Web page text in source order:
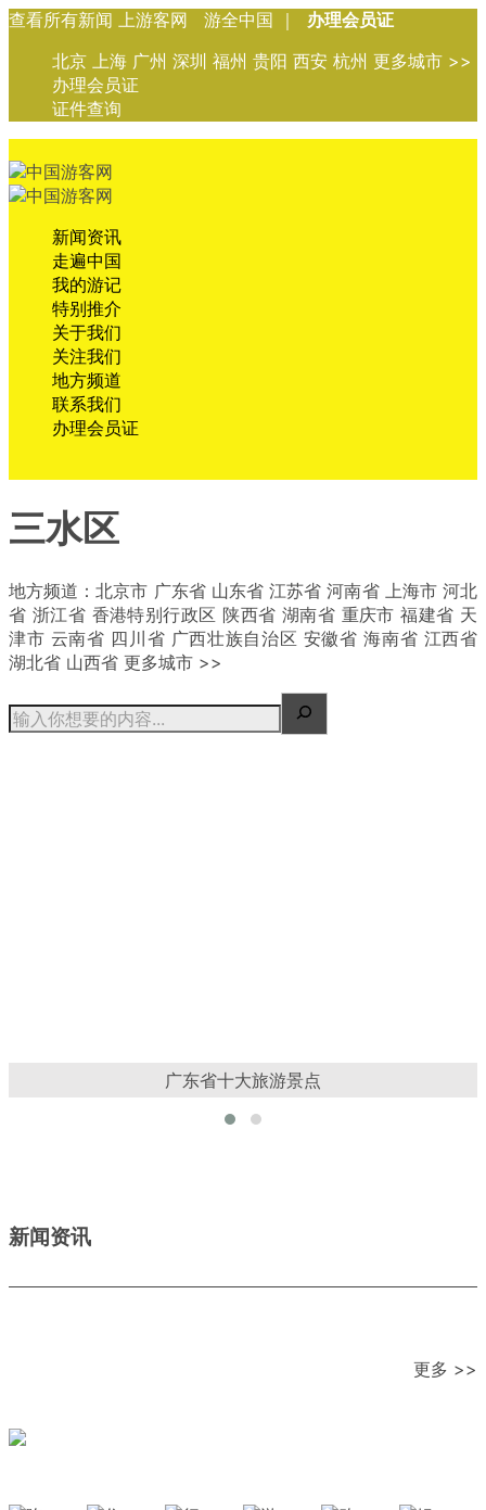
查看所有新闻 上游客网 游全中国 ｜
办理会员证
北京 上海 广州 深圳 福州 贵阳 西安 杭州 更多城市 >>
办理会员证
证件查询
新闻资讯
走遍中国
我的游记
特别推介
关于我们
关注我们
地方频道
联系我们
办理会员证
三水区
地方频道：北京市 广东省 山东省 江苏省 河南省 上海市 河北
省 浙江省 香港特别行政区 陕西省 湖南省 重庆市 福建省 天
津市 云南省 四川省 广西壮族自治区 安徽省 海南省 江西省
湖北省 山西省 更多城市 >>
广东省十大旅游景点
新闻资讯
更多 >>